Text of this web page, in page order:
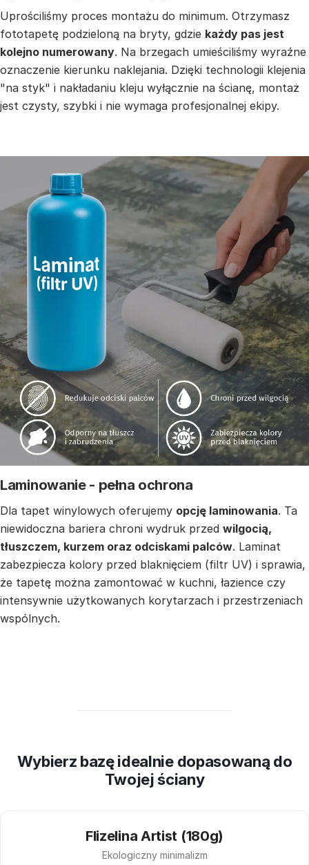
Uprościliśmy proces montażu do minimum. Otrzymasz
fototapetę podzieloną na bryty, gdzie każdy pas jest
kolejno numerowany. Na brzegach umieściliśmy wyraźne
oznaczenie kierunku naklejania. Dzięki technologii klejenia
"na styk" i nakładaniu kleju wyłącznie na ścianę, montaż
jest czysty, szybki i nie wymaga profesjonalnej ekipy.
Laminowanie - pełna ochrona
Dla tapet winylowych oferujemy opcję laminowania. Ta
niewidoczna bariera chroni wydruk przed wilgocią,
tłuszczem, kurzem oraz odciskami palców. Laminat
zabezpiecza kolory przed blaknięciem (filtr UV) i sprawia,
że tapetę można zamontować w kuchni, łazience czy
intensywnie użytkowanych korytarzach i przestrzeniach
wspólnych.
Wybierz bazę idealnie dopasowaną do
Twojej ściany
Flizelina Artist (180g)
Ekologiczny minimalizm